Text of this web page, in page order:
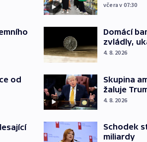
od
včera v 07:30
Domácí
zvládly,
4. 8. 2026
Skupina
žaluje
4. 8. 2026
Schodek
miliardy